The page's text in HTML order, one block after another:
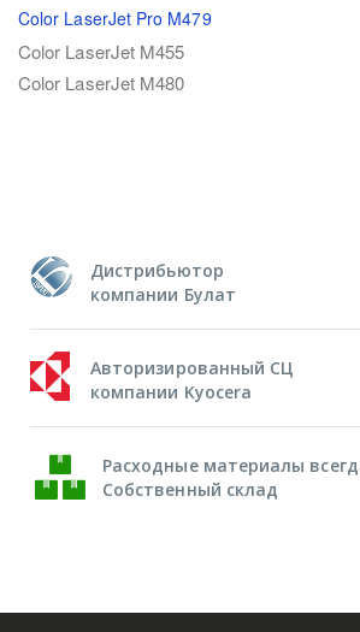
Color LaserJet Pro M479
Color LaserJet M455
Color LaserJet M480
Дистрибьютор
компании Булат
Авторизированный СЦ
компании Kyocera
Расходные материалы
Собственный склад